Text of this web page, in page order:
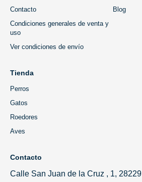
Contacto
Condiciones generales de venta y
uso
Ver condiciones de envío
Blog
Tienda
Perros
Gatos
Roedores
Aves
Contacto
Calle San Juan de la Cruz , 1, 28229